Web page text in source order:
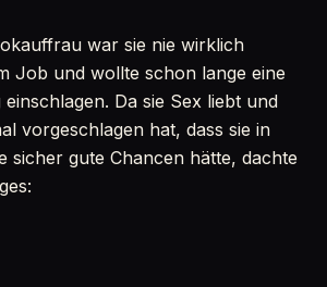
war sie nie wirklich
Job und wollte schon lange eine
Da sie Sex liebt und
vorgeschlagen hat, dass sie in
sicher gute Chancen hätte, dachte